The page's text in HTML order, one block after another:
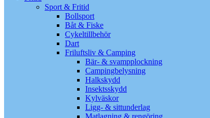
Sport & Fritid
Bollsport
Båt & Fiske
Cykeltillbehör
Dart
Friluftsliv & Camping
Bär- & svampplockning
Campingbelysning
Halkskydd
Insektsskydd
Kylväskor
Ligg- & sittunderlag
Matlagning & rengöring